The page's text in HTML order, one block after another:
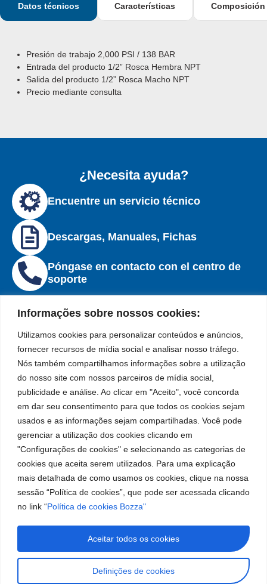
Informações sobre nossos cookies:
Utilizamos cookies para personalizar conteúdos e anúncios,
fornecer recursos de mídia social e analisar nosso tráfego.
Nós também compartilhamos informações sobre a utilização
do nosso site com nossos parceiros de mídia social,
publicidade e análise. Ao clicar em "Aceito", você concorda
em dar seu consentimento para que todos os cookies sejam
usados e as informações sejam compartilhadas. Você pode
gerenciar a utilização dos cookies clicando em
"Configurações de cookies" e selecionando as categorias de
cookies que aceita serem utilizados. Para uma explicação
mais detalhada de como usamos os cookies, clique na nossa
sessão “Política de cookies”, que pode ser acessada clicando
no link “Política de cookies Bozza"
Definições de cookies
Aceitar todos os cookies
Datos técnicos Características Composición
Presión de trabajo 2,000 PSI / 138 BAR
Entrada del producto 1/2” Rosca Hembra NPT
Salida del producto 1/2” Rosca Macho NPT
Precio mediante consulta
¿Necesita ayuda?
Encuentre un servicio técnico
Descargas, Manuales, Fichas
Póngase en contacto con el centro de
soporte
líder
en
la
fabricación
para
lubricación
y
abastecimiento
de
del
Sur.
de
privacidad
Políticas
de
cookies
Bozza
Institucional
Servicio
Autorizados
Bozza
Sea un
Representante
Trabaje con
Nosotros
Rua Tiradentes,
931 – Anexo
Anita Franchini,
50/96
Bairro: Santa
Terezinha
São Bernardo
do Campo – SP
CEP: 09780-
001
Hable
5050
sociales
Youtube
Instagram